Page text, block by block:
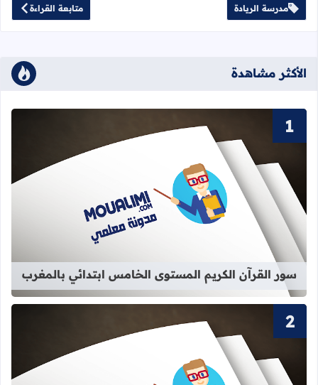
مدرسة الريادة متابعة القراءة
الأكثر مشاهدة
قراءة المزيد عن سور القرآن
سور القرآن الكريم المستوى الخامس ابتدائي بالمغرب